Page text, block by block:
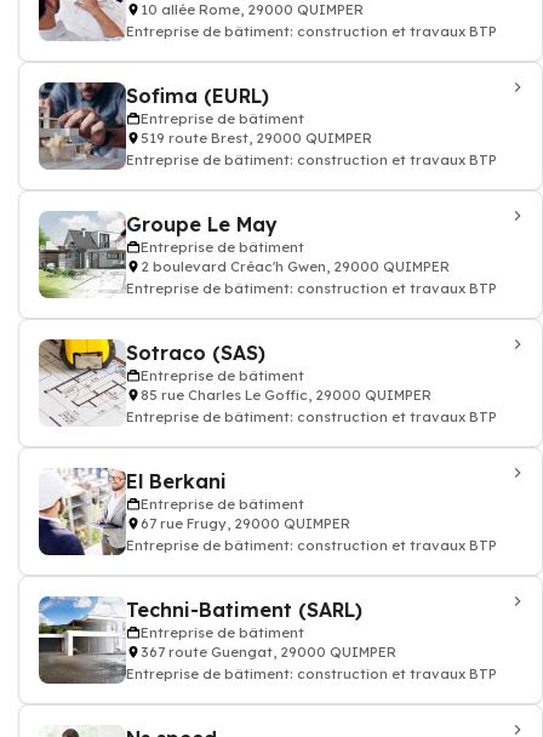
10 allée Rome, 29000 QUIMPER
Entreprise de bâtiment: construction et travaux BTP
Sofima (EURL)
Entreprise de bâtiment
519 route Brest, 29000 QUIMPER
Entreprise de bâtiment: construction et travaux BTP
Groupe Le May
Entreprise de bâtiment
2 boulevard Créac'h Gwen, 29000 QUIMPER
Entreprise de bâtiment: construction et travaux BTP
Sotraco (SAS)
Entreprise de bâtiment
85 rue Charles Le Goffic, 29000 QUIMPER
Entreprise de bâtiment: construction et travaux BTP
El Berkani
Entreprise de bâtiment
67 rue Frugy, 29000 QUIMPER
Entreprise de bâtiment: construction et travaux BTP
Techni-Batiment (SARL)
Entreprise de bâtiment
367 route Guengat, 29000 QUIMPER
Entreprise de bâtiment: construction et travaux BTP